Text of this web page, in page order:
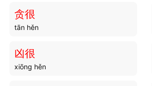
刚鲠
刚愎
贪很
tān hěn
凶很
xiōng hěn